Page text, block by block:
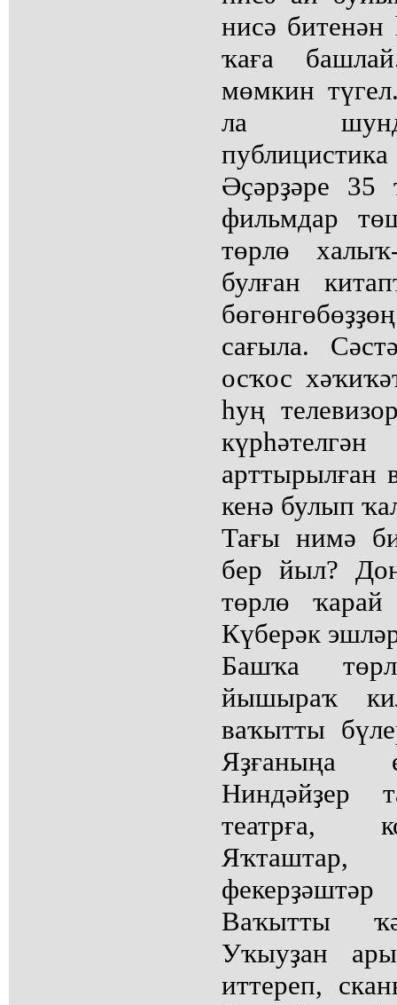
нисә
ҡаға
мөмкин
ла
Әҫәрҙәре 35
фильмдар
төрлө
булған
сағыла.
осҡос
һуң
арттырылған
кенә булып
Тағы нимә
бер йыл?
төрлө
Күберәк
Башҡа
йышыраҡ
ваҡытты
Яҙғаныңа
Ниндәйҙер
театрға,
Ваҡытты
Уҡыуҙан
иттереп,